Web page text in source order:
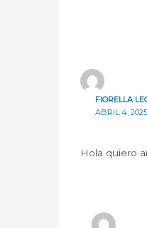
FIORELLA
ABRIL 4,
Hola quiero